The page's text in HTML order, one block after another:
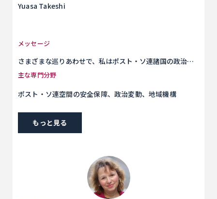
Yuasa Takeshi
メッセージ
さまざまな巡りあわせで、私はポスト・ソ連諸国の政治動
向やそれらの国々と日本との関係に関心を持ち続けていま
とにこだわり、成果を表現することを面白いと感じること
主な専門分野
ポスト・ソ連空間の安全保障、政治変動、地域機構
もっと見る